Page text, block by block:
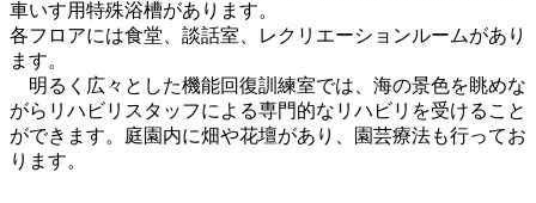
車いす用特殊浴槽があります。
各フロアには食堂、談話室、レクリエーションルームがあり
ます。
明るく広々とした機能回復訓練室では、海の景色を眺めな
がらリハビリスタッフによる専門的なリハビリを受けること
ができます。庭園内に畑や花壇があり、園芸療法も行ってお
ります。